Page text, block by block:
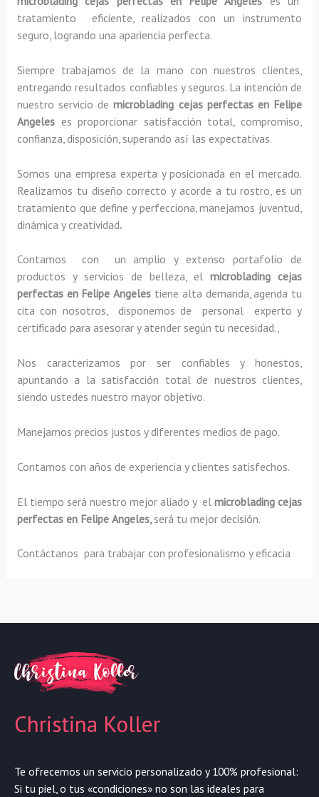
tratamiento eficiente, realizados con un instrumento
seguro, logrando una apariencia perfecta.
Siempre trabajamos de la mano con nuestros clientes,
entregando resultados confiables y seguros. La intención de
nuestro servicio demicroblading cejas perfectasen Felipe
Angeles es proporcionar satisfacción total, compromiso,
confianza, disposición, superando así las expectativas.
Somos una empresa experta y posicionada en el mercado.
Realizamos tu diseño correcto y acorde a tu rostro, es un
tratamiento que define y perfecciona, manejamos juventud,
dinámica y creatividad.
Contamos con un amplio y extenso portafolio de
productos y servicios de belleza, elmicroblading cejas
perfectas en Felipe Angeles tiene alta demanda, agenda tu
cita con nosotros, disponemos de personal experto y
certificado para asesorar y atender según tu necesidad.,
Nos caracterizamos por ser confiables y honestos,
apuntando a la satisfacción total de nuestros clientes,
siendo ustedes nuestro mayor objetivo.
Manejamos precios justos y diferentes medios de pago.
Contamos con años de experiencia y clientes satisfechos.
El tiempo será nuestro mejor aliado y elmicroblading cejas
perfectas en Felipe Angeles, será tu mejor decisión.
Contáctanos para trabajar con profesionalismo y eficacia
Christina Koller
Te ofrecemos un servicio personalizado y 100% profesional:
Si tu piel, o tus «condiciones» no son las ideales para